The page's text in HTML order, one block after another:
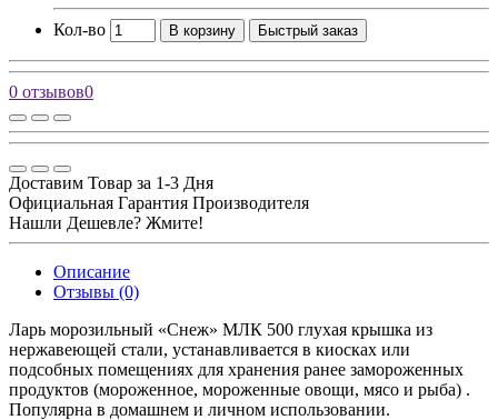
Кол-во В корзину Быстрый заказ
0 отзывов0
Доставим Товар за 1-3 Дня
Официальная Гарантия Производителя
Нашли Дешевле? Жмите!
Описание
Отзывы (0)
Ларь морозильный «Снеж» МЛК 500 глухая крышка из
нержавеющей стали, устанавливается в киосках или
подсобных помещениях для хранения ранее замороженных
продуктов (мороженное, мороженные овощи, мясо и рыба) .
Популярна в домашнем и личном использовании.